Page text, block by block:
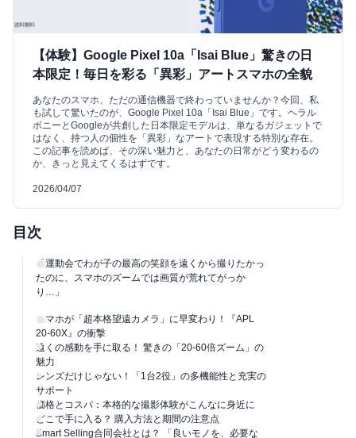
【体験】Google Pixel 10a「Isai Blue」驚きの日
本限定！毎日を彩る「異彩」アートスマホの全貌
あなたのスマホ、ただの通信機器で終わっていませんか？今回、私
も試して驚いたのが、Google Pixel 10a「Isai Blue」です。ヘラル
ボニーとGoogleが共創した日本限定モデルは、単なるガジェットで
はなく、持つ人の個性を「異彩」なアートで表現する特別な存在。
この記事を読めば、その深い魅力と、あなたの日常がどう変わるの
か、きっと見えてくるはずです。
2026/04/07
目次
「運動会でわが子の最高の笑顔を遠くから撮りたかっ
たのに、スマホのズームでは画質が荒れてがっか
り…」
スマホが「超本格望遠カメラ」に早変わり！『APL
20-60X』の衝撃
遠くの感動を手に取る！ 驚きの「20-60倍ズーム」の
魅力
レンズだけじゃない！「1台2役」の多機能性と充実の
サポート
価格とコスパ：本格的な撮影体験がこんなに身近に
どこで手に入る？ 購入方法と期間の注意点
Smart Selling合同会社とは？ 「良いモノを、必要な